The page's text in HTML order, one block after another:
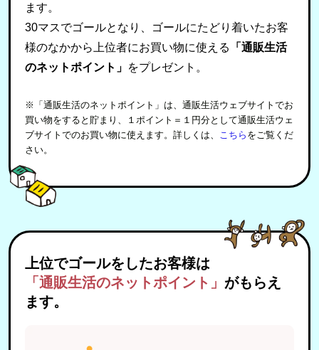
ます。
30マスでゴールとなり、ゴールにたどり着いたお客
様のなかから上位者にお買い物に使える
「通販生活
のネットポイント」 をプレゼント。
※「通販生活のネットポイント」は、通販生活ウェブサイトでお
買い物をすると貯まり、１ポイント＝１円分として通販生活ウェ
ブサイトでのお買い物に使えます。詳しくは、
こちら をご覧くだ
さい。
上位でゴールをしたお客様は
「通販生活のネットポイント」 がもらえ
ます。